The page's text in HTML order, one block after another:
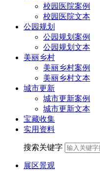
校园医院案例
校园医院文本
公园规划
公园规划案例
公园规划文本
美丽乡村
美丽乡村案例
美丽乡村文本
城市更新
城市更新案例
城市更新文本
宝藏收集
实用资料
搜索关键字
展区景观